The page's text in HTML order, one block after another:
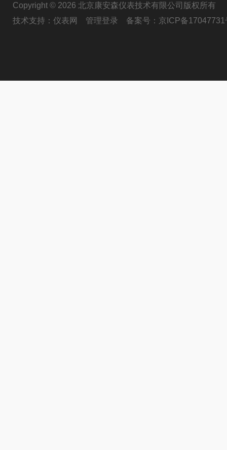
Copyright © 2026 北京康安森仪表技术有限公司版权所有
技术支持： 仪表网 管理登录 备案号： 京ICP备17047731